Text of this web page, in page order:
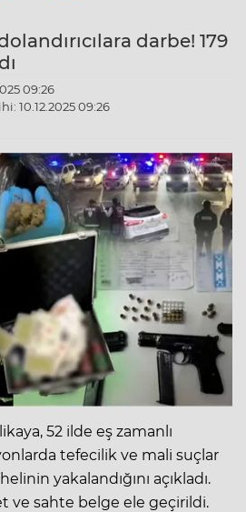
darbe! 179
09:26
10.12.2025 09:26
52 ilde eş zamanlı
tefecilik ve mali suçlar
yakalandığını açıkladı.
ve sahte belge ele geçirildi.